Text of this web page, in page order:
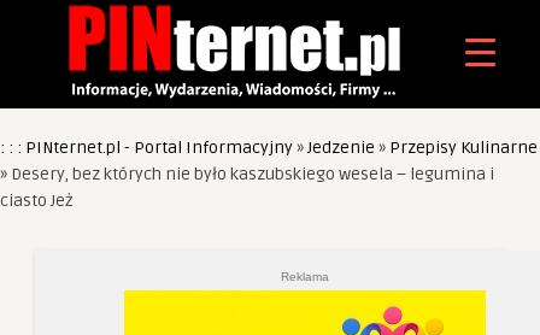
: : : PINternet.pl - Portal Informacyjny»Jedzenie » Przepisy Kulinarne
» Desery, bez których nie było kaszubskiego wesela – legumina i
ciasto Jeż
Reklama